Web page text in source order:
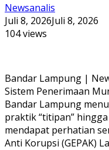
Newsanalis
Juli 8, 2026Juli 8, 2026
104 views
Bandar Lampung |
Sistem Penerimaan
Bandar Lampung
praktik “titipan”
mendapat perhatian
Anti Korupsi (GEPAK)